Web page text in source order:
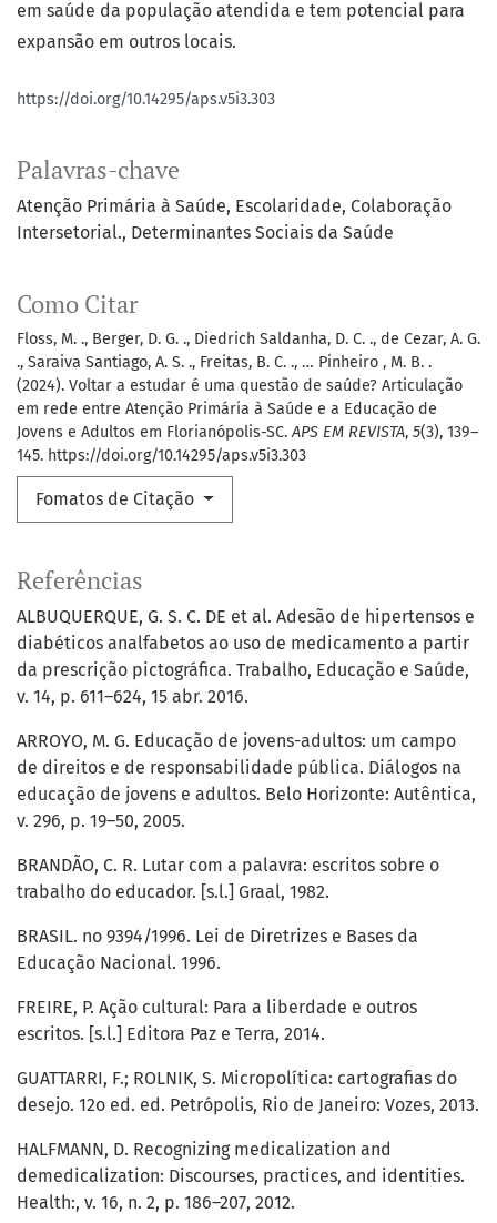
Palavras-chave
Atenção Primária à Saúde Escolaridade Colaboração
Intersetorial. Determinantes Sociais da Saúde
Como Citar
Floss, M. ., Berger, D. G. ., Diedrich Saldanha, D. C. ., de Cezar, A. G.
., Saraiva Santiago, A. S. ., Freitas, B. C. ., … Pinheiro , M. B. .
(2024). Voltar a estudar é uma questão de saúde? Articulação
em rede entre Atenção Primária à Saúde e a Educação de
Jovens e Adultos em Florianópolis-SC.APS EM REVISTA, 5(3), 139–
145. https://doi.org/10.14295/aps.v5i3.303
Fomatos de Citação
em saúde da população atendida e tem potencial para
expansão em outros locais.
https://doi.org/10.14295/aps.v5i3.303
Referências
ALBUQUERQUE, G. S. C. DE et al. Adesão de hipertensos e
diabéticos analfabetos ao uso de medicamento a partir
da prescrição pictográfica. Trabalho, Educação e Saúde,
v. 14, p. 611–624, 15 abr. 2016.
ARROYO, M. G. Educação de jovens-adultos: um campo
de direitos e de responsabilidade pública. Diálogos na
educação de jovens e adultos. Belo Horizonte: Autêntica,
v. 296, p. 19–50, 2005.
BRANDÃO, C. R. Lutar com a palavra: escritos sobre o
trabalho do educador. [s.l.] Graal, 1982.
BRASIL. no 9394/1996. Lei de Diretrizes e Bases da
Educação Nacional. 1996.
FREIRE, P. Ação cultural: Para a liberdade e outros
escritos. [s.l.] Editora Paz e Terra, 2014.
GUATTARRI, F.; ROLNIK, S. Micropolítica: cartografias do
desejo. 12o ed. ed. Petrópolis, Rio de Janeiro: Vozes, 2013.
HALFMANN, D. Recognizing medicalization and
demedicalization: Discourses, practices, and identities.
Health:, v. 16, n. 2, p. 186–207, 2012.